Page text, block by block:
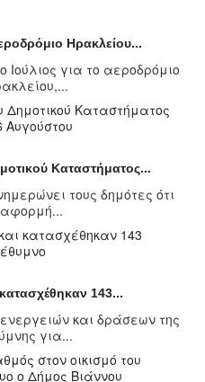
Ηρακλείου...
Ιούλιος για το αεροδρόμιο
Καταστήματος...
τους δημότες ότι
αφορμή...
143...
και δράσεων της
για...